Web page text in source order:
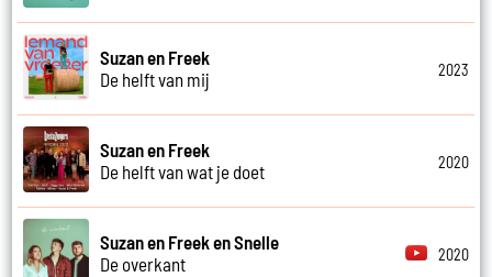
Suzan en Freek
De helft van mij
2023
Suzan en Freek
De helft van wat je doet
2020
Suzan en Freek en Snelle
De overkant
2020